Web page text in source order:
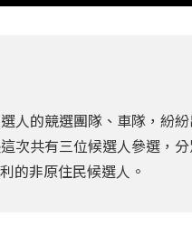
人的競選團隊、車隊，紛
次共有三位候選人參選，
的非原住民候選人。